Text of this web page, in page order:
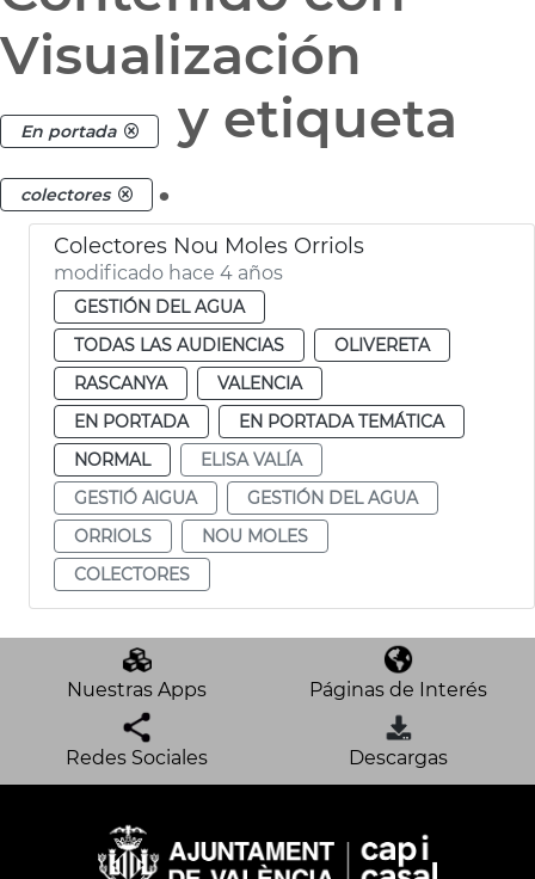
Visualización
En portada y etiqueta
colectores .
Colectores Nou Moles Orriols
modificado hace 4 años
GESTIÓN DEL AGUA
TODAS LAS AUDIENCIAS
OLIVERETA
RASCANYA
VALENCIA
EN PORTADA
EN PORTADA TEMÁTICA
NORMAL
ELISA VALÍA
GESTIÓ AIGUA
GESTIÓN DEL AGUA
ORRIOLS
NOU MOLES
COLECTORES
Nuestras Apps Páginas de Interés
Redes Sociales Descargas